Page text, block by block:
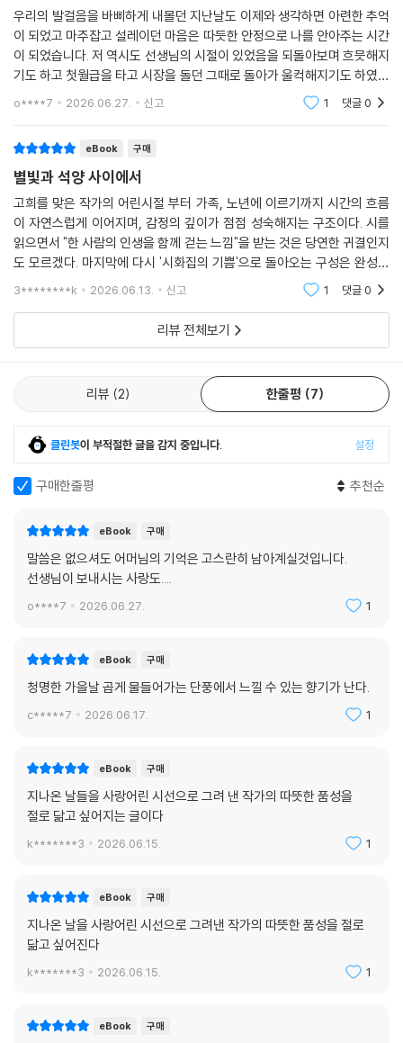
우리의 발걸음을 바삐하게 내몰던 지난날도 이제와 생각하면 아련한 추억
이 되었고 마주잡고 설레이던 마음은 따듯한 안정으로 나를 안아주는 시간
이 되었습니다. 저 역시도 선생님의 시절이 있었음을 되돌아보며 흐믓해지
기도 하고 첫월급을 타고 시장을 돌던 그때로 돌아가 울컥해지기도 하였습
니다. 이런 순간순간들이 오늘의 우리를 있게 했지요.따듯한 마음의 글들
o****7 2026.06.27. 신고 1 댓글0
eBook 구매
별빛과 석양 사이에서
고희를 맞은 작가의 어린시절 부터 가족, 노년에 이르기까지 시간의 흐름
이 자연스럽게 이어지며, 감정의 깊이가 점점 성숙해지는 구조이다. 시를
읽으면서 "한 사람의 인생을 함께 걷는 느낌"을 받는 것은 당연한 귀결인지
도 모르겠다. 마지막에 다시 '시화집의 기쁨'으로 돌아오는 구성은 완성도
를 더욱 높여주고 있다. 작가의 다음 작품을 기대해 본다.
3********k 2026.06.13. 신고 1 댓글0
리뷰 전체보기
리뷰 2 한줄평 7
클린봇이 부적절한 글을 감지 중입니다. 설정
구매한줄평 추천순
eBook 구매
말씀은 없으셔도 어머님의 기억은 고스란히 남아계실것입니다.
선생님이 보내시는 사랑도....
o****7 2026.06.27. 1
eBook 구매
청명한 가을날 곱게 물들어가는 단풍에서 느낄 수 있는 향기가 난다.
c*****7 2026.06.17. 1
eBook 구매
지나온 날들을 사랑어린 시선으로 그려 낸 작가의 따뜻한 품성을
절로 닮고 싶어지는 글이다
k*******3 2026.06.15. 1
eBook 구매
지나온 날을 사랑어린 시선으로 그려낸 작가의 따뜻한 품성을 절로
닮고 싶어진다
k*******3 2026.06.15. 1
eBook 구매